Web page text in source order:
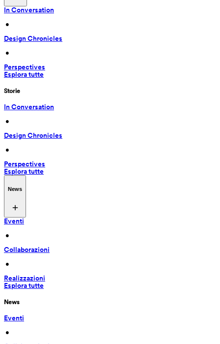
In Conversation
•
Design Chronicles
•
Perspectives
Esplora tutte
Storie
In Conversation
•
Design Chronicles
•
Perspectives
Esplora tutte
News
Eventi
•
Collaborazioni
•
Realizzazioni
Esplora tutte
News
Eventi
•